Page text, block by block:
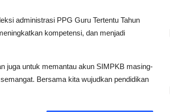
administrasi PPG Guru Tertentu Tahun
kompetensi, dan menjadi
juga untuk memantau akun SIMPKB masing-
Bersama kita wujudkan pendidikan